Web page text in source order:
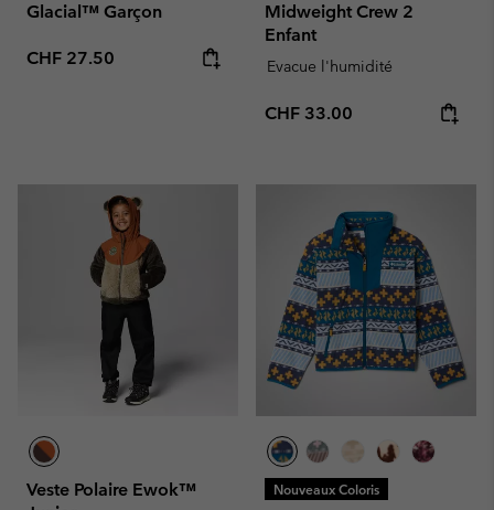
Glacial™ Garçon
Regular price:
CHF 27.50
Midweight Crew 2
Enfant
Evacue l'humidité
Regular price:
CHF 33.00
Veste Polaire Ewok™
Nouveaux Coloris